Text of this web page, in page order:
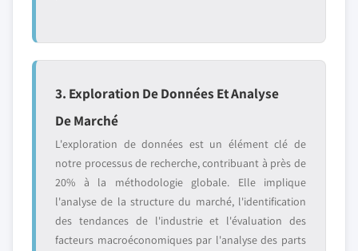
3. Exploration De Données Et Analyse
De Marché
L'exploration de données est un élément clé de
notre processus de recherche, contribuant à près de
20% à la méthodologie globale. Elle implique
l'analyse de la structure du marché, l'identification
des tendances de l'industrie et l'évaluation des
facteurs macroéconomiques par l'analyse des parts